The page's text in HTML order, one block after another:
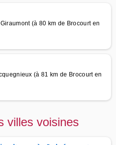
(à 80 km de Brocourt en
(à 81 km de Brocourt en
villes voisines